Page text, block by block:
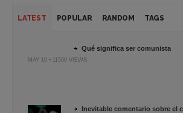
LATEST POPULAR RANDOM TAGS
Qué significa ser comunista
MAY 10 • 11560 VIEWS
Inevitable comentario sobre el